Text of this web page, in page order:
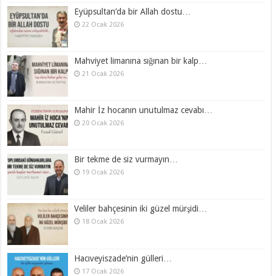
Eyüpsultan’da bir Allah dostu…
22 Ocak 2026
Mahviyet limanına sığınan bir kalp…
21 Ocak 2026
Mahir İz hocanın unutulmaz cevabı…
20 Ocak 2026
Bir tekme de siz vurmayın…
19 Ocak 2026
Veliler bahçesinin iki güzel mürşidi…
18 Ocak 2026
Hacıveyiszade’nin gülleri…
17 Ocak 2026